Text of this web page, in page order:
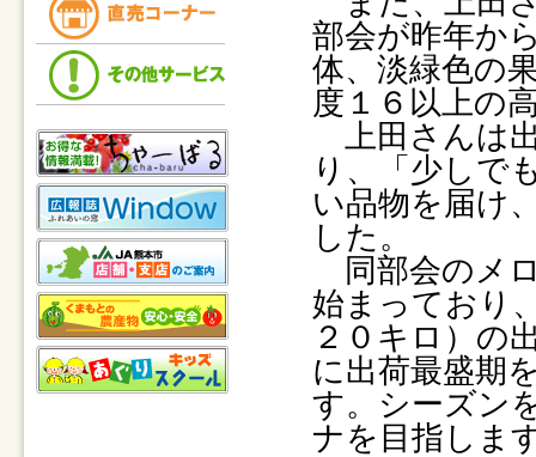
部会が昨年か
体、淡緑色の
度１６以上の
上田さんは
り、「少しで
い品物を届け
した。
同部会のメ
始まっており
２０キロ）の
に出荷最盛期
す。シーズン
ナを目指しま